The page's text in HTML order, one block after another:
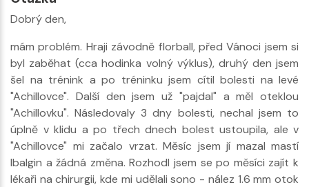
Dobrý den,
mám problém. Hraji závodně florball, před Vánoci jsem si
byl zaběhat (cca hodinka volný výklus), druhý den jsem
šel na trénink a po tréninku jsem cítil bolesti na levé
"Achillovce". Další den jsem už "pajdal" a měl oteklou
"Achillovku". Následovaly 3 dny bolesti, nechal jsem to
úplně v klidu a po třech dnech bolest ustoupila, ale v
"Achillovce" mi začalo vrzat. Měsíc jsem jí mazal mastí
Ibalgin a žádná změna. Rozhodl jsem se po měsíci zajít k
lékaři na chirurgii, kde mi udělali sono - nález 1.6 mm otok